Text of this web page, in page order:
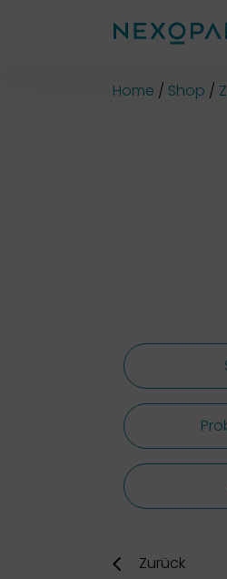
Home Shop
Zurück